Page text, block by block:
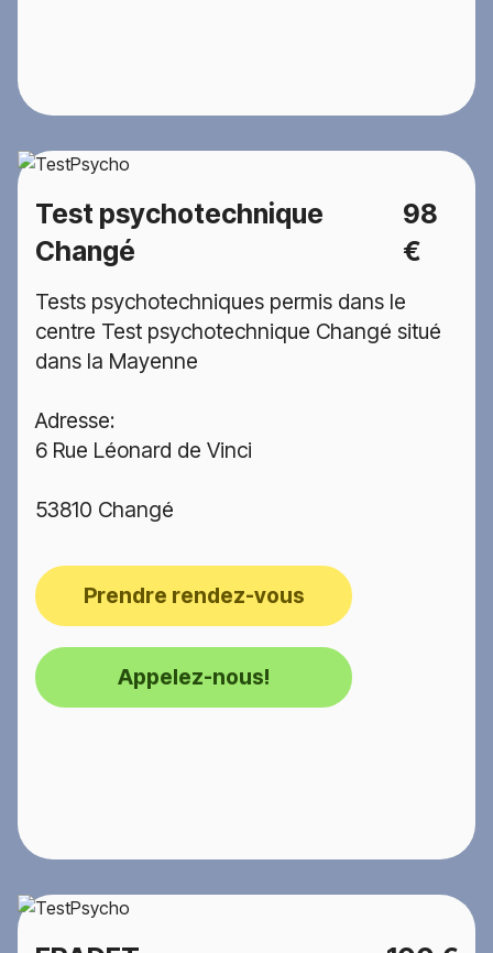
Test psychotechnique
Changé
98
€
Tests psychotechniques permis dans le
centre Test psychotechnique Changé situé
dans la Mayenne
Adresse:
6 Rue Léonard de Vinci
53810 Changé
Prendre rendez-vous
Appelez-nous!